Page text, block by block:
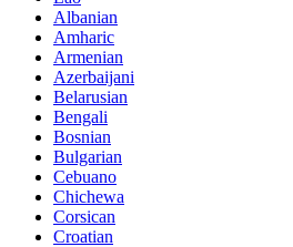
Albanian
Amharic
Armenian
Azerbaijani
Belarusian
Bengali
Bosnian
Bulgarian
Cebuano
Chichewa
Corsican
Croatian